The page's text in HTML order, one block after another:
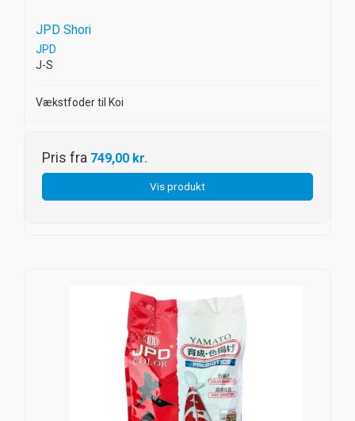
JPD Shori
JPD
J-S
Vækstfoder til Koi
Pris fra 749,00 kr.
Vis produkt